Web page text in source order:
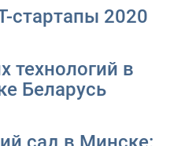
стартапы 2020
технологий в
Беларусь